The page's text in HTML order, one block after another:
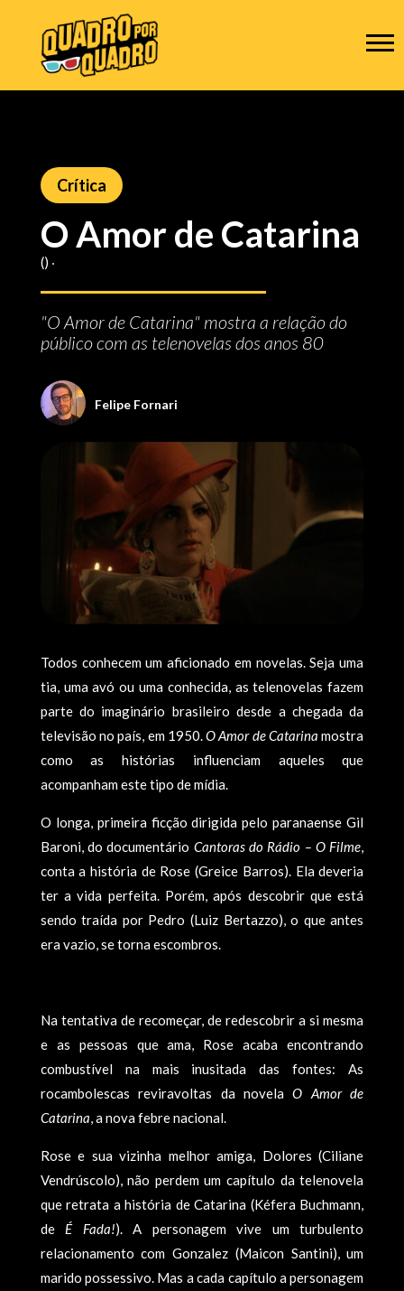
Crítica
O Amor de Catarina
() ‧
"O Amor de Catarina" mostra a relação do
público com as telenovelas dos anos 80
Felipe Fornari
Todos conhecem um aficionado em novelas. Seja uma
tia, uma avó ou uma conhecida, as telenovelas fazem
parte do imaginário brasileiro desde a chegada da
televisão no país, em 1950.O Amor de Catarina mostra
como as histórias influenciam aqueles que
acompanham este tipo de mídia.
O longa, primeira ficção dirigida pelo paranaense Gil
Baroni, do documentário Cantoras do Rádio – O Filme
conta a história de Rose (Greice Barros). Ela deveria
ter a vida perfeita. Porém, após descobrir que está
sendo traída por Pedro (Luiz Bertazzo), o que antes
era vazio, se torna escombros.
Na tentativa de recomeçar, de redescobrir a si mesma
e as pessoas que ama, Rose acaba encontrando
combustível na mais inusitada das fontes: As
rocambolescas reviravoltas da novelaO Amor de
Catarina , a nova febre nacional.
Rose e sua vizinha melhor amiga, Dolores (Ciliane
Vendrúscolo), não perdem um capítulo da telenovela
que retrata a história de Catarina (Kéfera Buchmann,
de É Fada!). A personagem vive um turbulento
relacionamento com Gonzalez (Maicon Santini), um
marido possessivo. Mas a cada capítulo a personagem